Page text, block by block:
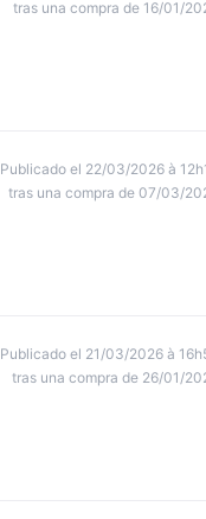
tras una compra de 16/01/
Publicado el 22/03/2026 à
tras una compra de 07/03/
Publicado el 21/03/2026 à
tras una compra de 26/01/